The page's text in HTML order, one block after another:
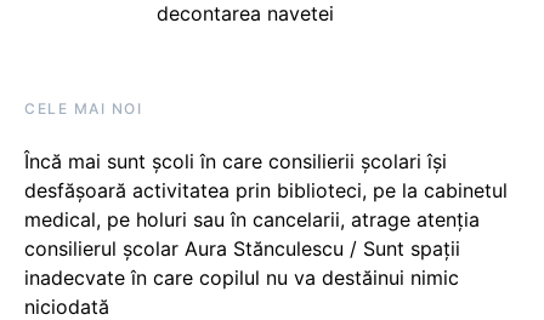
decontarea navetei
CELE MAI NOI
Încă mai sunt școli în care consilierii școlari își
desfășoară activitatea prin biblioteci, pe la cabinetul
medical, pe holuri sau în cancelarii, atrage atenția
consilierul școlar Aura Stănculescu / Sunt spații
inadecvate în care copilul nu va destăinui nimic
niciodată